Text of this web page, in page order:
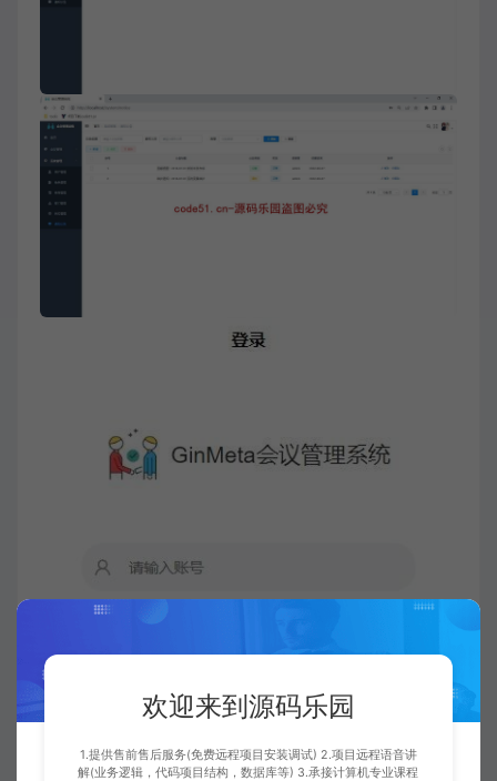
欢迎来到源码乐园
1.提供售前售后服务(免费远程项目安装调试) 2.项目远程语音讲
解(业务逻辑，代码项目结构，数据库等) 3.承接计算机专业课程